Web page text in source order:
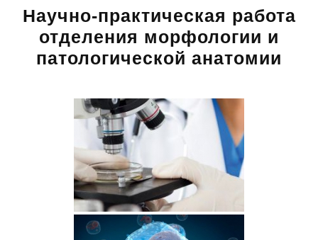
Научно-практическая работа
отделения морфологии и
патологической анатомии